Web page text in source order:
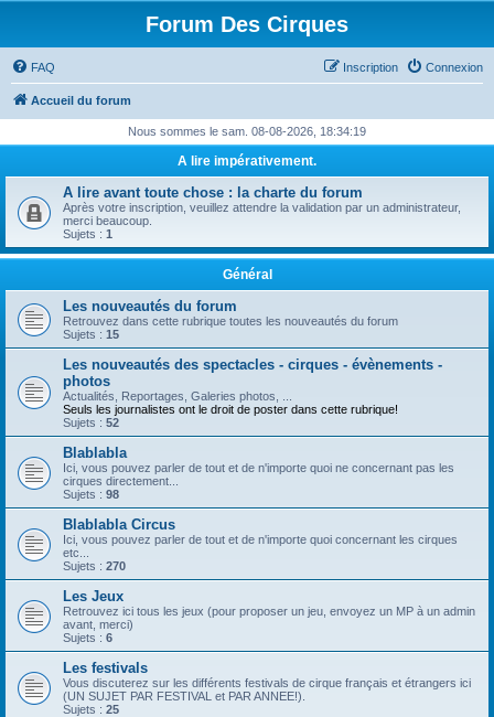
Forum Des Cirques
FAQ Connexion
Inscription
Accueil du forum
Nous sommes le sam. 08-08-2026, 18:34:19
A lire impérativement.
A lire avant toute chose : la charte du forum
Après votre inscription, veuillez attendre la validation par un administrateur,
merci beaucoup.
Sujets : 1
Général
Les nouveautés du forum
Retrouvez dans cette rubrique toutes les nouveautés du forum
Sujets : 15
Les nouveautés des spectacles - cirques - évènements -
photos
Actualités, Reportages, Galeries photos, ...
Seuls les journalistes ont le droit de poster dans cette rubrique!
Sujets : 52
Blablabla
Ici, vous pouvez parler de tout et de n'importe quoi ne concernant pas les
cirques directement...
Sujets : 98
Blablabla Circus
Ici, vous pouvez parler de tout et de n'importe quoi concernant les cirques
etc...
Sujets : 270
Les Jeux
Retrouvez ici tous les jeux (pour proposer un jeu, envoyez un MP à un admin
avant, merci)
Sujets : 6
Les festivals
Vous discuterez sur les différents festivals de cirque français et étrangers ici
(UN SUJET PAR FESTIVAL et PAR ANNEE!).
Sujets : 25